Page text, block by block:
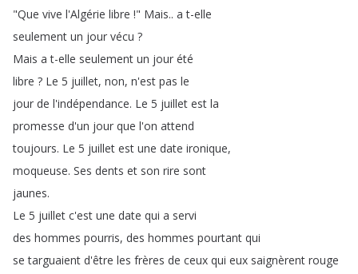
"Que vive l'Algérie libre !" Mais.. a t-elle
seulement un jour vécu ?
Mais a t-elle seulement un jour été
libre ? Le 5 juillet, non, n'est pas le
jour de l'indépendance. Le 5 juillet est la
promesse d'un jour que l'on attend
toujours. Le 5 juillet est une date ironique,
moqueuse. Ses dents et son rire sont
jaunes.
Le 5 juillet c'est une date qui a servi
des hommes pourris, des hommes pourtant qui
se targuaient d'être les frères de ceux qui eux saignèrent rouge